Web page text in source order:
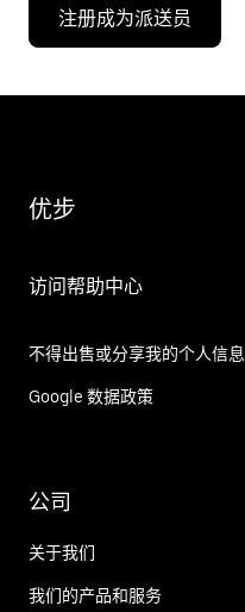
注册成为派送员
优步
访问帮助中心
不得出售或分享我的个人信息
Google 数据政策
公司
关于我们
我们的产品和服务